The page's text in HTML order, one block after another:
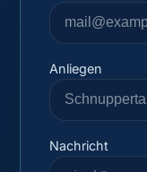
Anliegen
Nachricht